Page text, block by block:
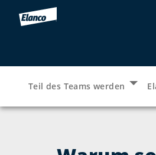
Teil des Teams werden